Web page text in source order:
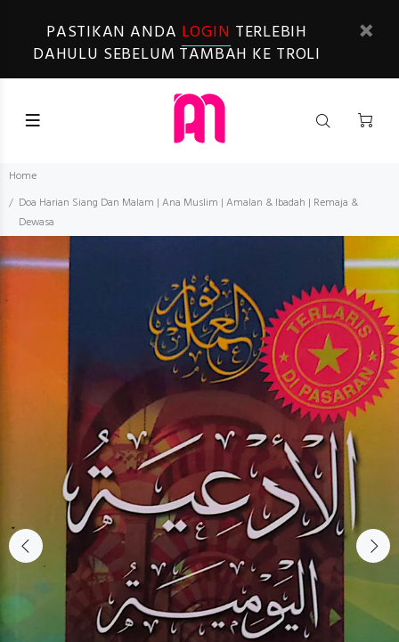
PASTIKAN ANDA LOGIN TERLEBIH
DAHULU SEBELUM TAMBAH KE TROLI
Home
Doa Harian Siang Dan Malam | Ana Muslim | Amalan & Ibadah | Remaja &
Dewasa